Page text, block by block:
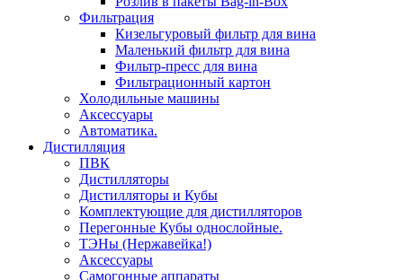
Фильтрация
Кизельгуровый фильтр для вина
Маленький фильтр для вина
Фильтр-пресс для вина
Фильтрационный картон
Холодильные машины
Аксессуары
Автоматика.
Дистилляция
ПВК
Дистилляторы
Дистилляторы и Кубы
Комплектующие для дистилляторов
Перегонные Кубы однослойные.
ТЭНы (Нержавейка!)
Аксессуары
Самогонные аппараты